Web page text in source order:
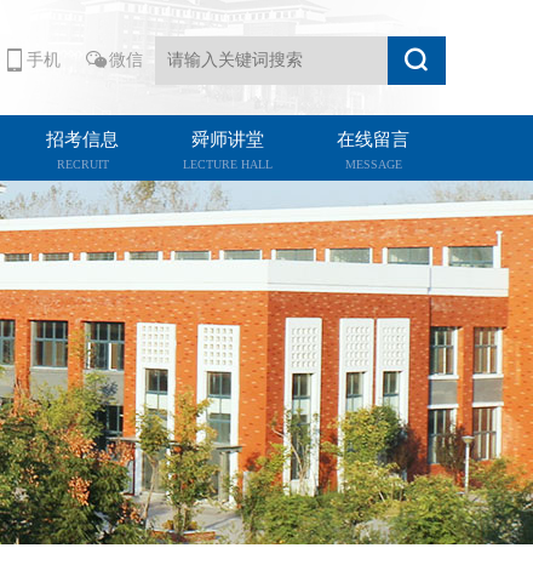
手机 微信
招考信息
RECRUIT
舜师讲堂
LECTURE HALL
在线留言
MESSAGE